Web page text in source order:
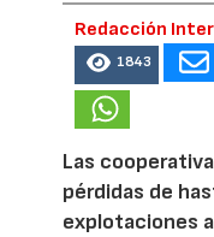
Redacción
1843
Las
pérdidas de
explotaciones